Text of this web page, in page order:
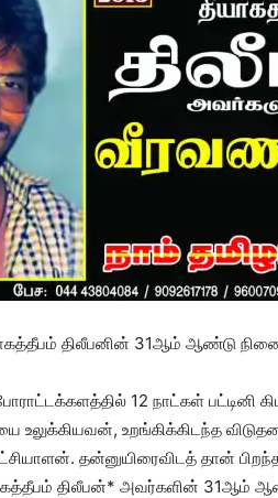
திலீபனின் 31ஆம் ஆண்டு
12 நாட்கள் பட்டினி
உலுக்கியவன், உறங்கிக்கிடந்த
தன்னுயிரைவிடத் தான்
திலீபன்* அவர்களின் 31ஆம்